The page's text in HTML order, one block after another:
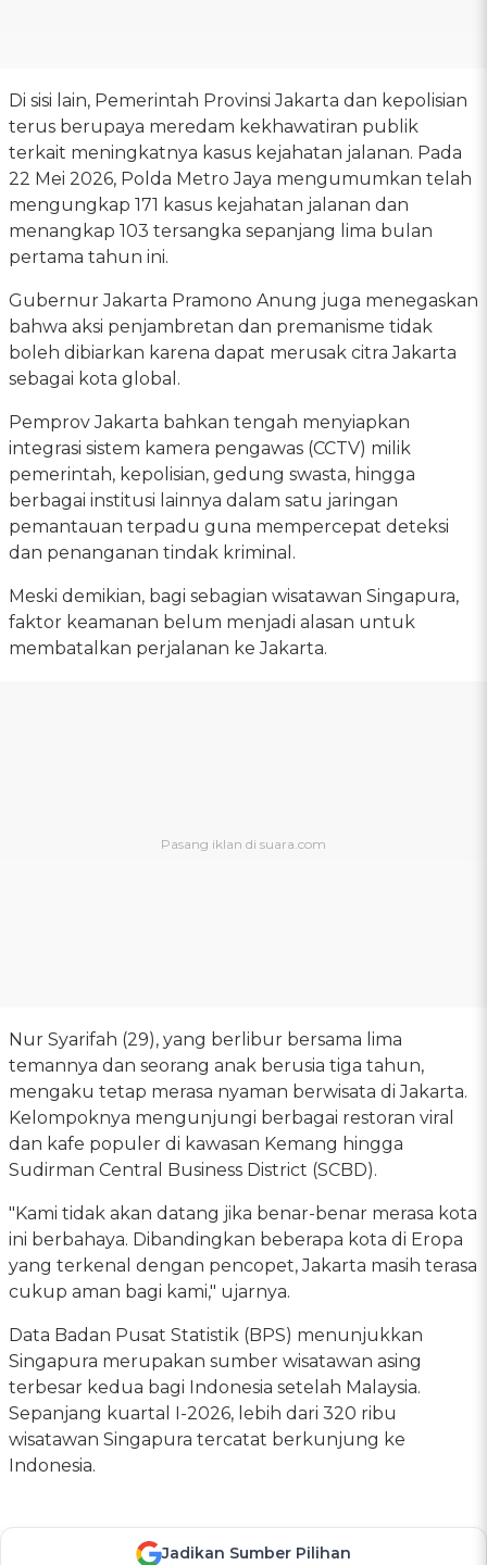
Di sisi lain, Pemerintah Provinsi Jakarta dan kepolisian
terus berupaya meredam kekhawatiran publik
terkait meningkatnya kasus kejahatan jalanan. Pada
22 Mei 2026, Polda Metro Jaya mengumumkan telah
mengungkap 171 kasus kejahatan jalanan dan
menangkap 103 tersangka sepanjang lima bulan
pertama tahun ini.
Gubernur Jakarta Pramono Anung juga menegaskan
bahwa aksi penjambretan dan premanisme tidak
boleh dibiarkan karena dapat merusak citra Jakarta
sebagai kota global.
Pemprov Jakarta bahkan tengah menyiapkan
integrasi sistem kamera pengawas (CCTV) milik
pemerintah, kepolisian, gedung swasta, hingga
berbagai institusi lainnya dalam satu jaringan
pemantauan terpadu guna mempercepat deteksi
dan penanganan tindak kriminal.
Meski demikian, bagi sebagian wisatawan Singapura,
faktor keamanan belum menjadi alasan untuk
membatalkan perjalanan ke Jakarta.
Nur Syarifah (29), yang berlibur bersama lima
temannya dan seorang anak berusia tiga tahun,
mengaku tetap merasa nyaman berwisata di Jakarta.
Kelompoknya mengunjungi berbagai restoran viral
dan kafe populer di kawasan Kemang hingga
Sudirman Central Business District (SCBD).
"Kami tidak akan datang jika benar-benar merasa kota
ini berbahaya. Dibandingkan beberapa kota di Eropa
yang terkenal dengan pencopet, Jakarta masih terasa
cukup aman bagi kami," ujarnya.
Data Badan Pusat Statistik (BPS) menunjukkan
Singapura merupakan sumber wisatawan asing
terbesar kedua bagi Indonesia setelah Malaysia.
Sepanjang kuartal I-2026, lebih dari 320 ribu
wisatawan Singapura tercatat berkunjung ke
Indonesia.
Jadikan Sumber Pilihan